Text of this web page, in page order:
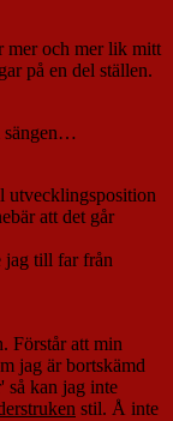
mer och mer lik mitt
på en del ställen.
sängen…
utvecklingsposition
att det går
jag till far från
Förstår att min
jag är bortskämd
så kan jag inte
stil. Å inte